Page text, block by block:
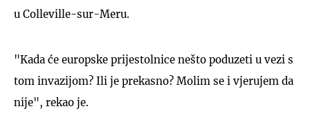
u Colleville-sur-Meru.
"Kada će europske prijestolnice nešto poduzeti u vezi s
tom invazijom? Ili je prekasno? Molim se i vjerujem da
nije", rekao je.